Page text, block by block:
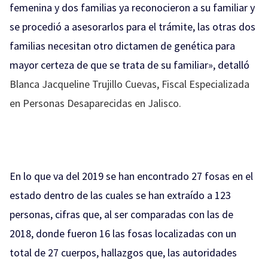
femenina y dos familias ya reconocieron a su familiar y
se procedió a asesorarlos para el trámite, las otras dos
familias necesitan otro dictamen de genética para
mayor certeza de que se trata de su familiar», detalló
Blanca Jacqueline Trujillo Cuevas, Fiscal Especializada
en Personas Desaparecidas en Jalisco.
En lo que va del 2019 se han encontrado 27 fosas en el
estado dentro de las cuales se han extraído a 123
personas, cifras que, al ser comparadas con las de
2018, donde fueron 16 las fosas localizadas con un
total de 27 cuerpos, hallazgos que, las autoridades